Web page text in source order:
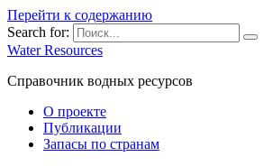
Перейти к содержанию
Search for:
Water Resources
Справочник водных ресурсов
О проекте
Публикации
Запасы по странам